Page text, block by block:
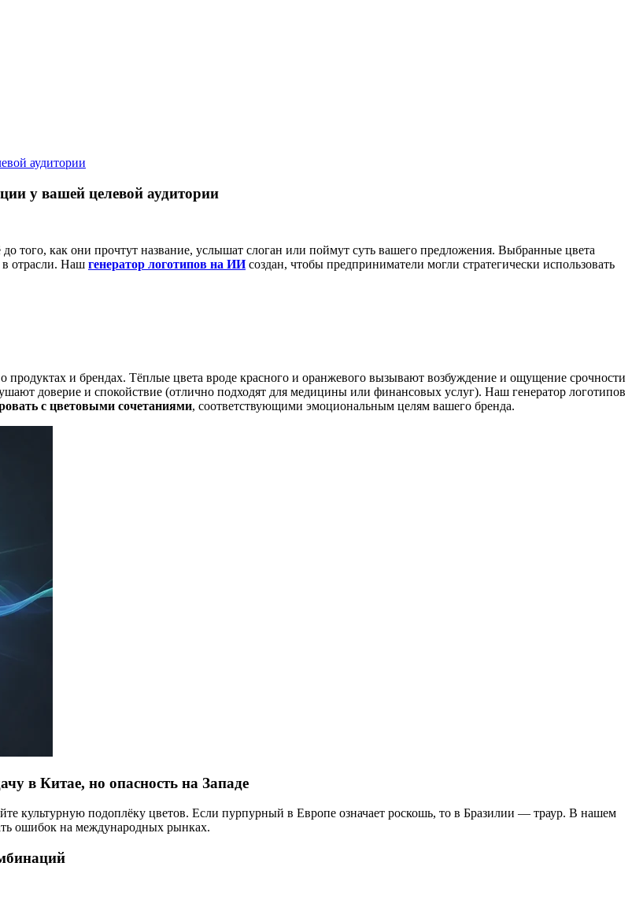
аудитории
у вашей целевой аудитории
того, как они прочтут название, услышат слоган или поймут суть вашего предложения. Выбранные цвета
в отрасли. Наш генератор логотипов на ИИсоздан, чтобы предприниматели могли стратегически использовать
о продуктах и брендах. Тёплые цвета вроде красного и оранжевого вызывают возбуждение и ощущение срочности
доверие и спокойствие (отлично подходят для медицины или финансовых услуг). Наш генератор логотипов
с цветовыми сочетаниями, соответствующими эмоциональным целям вашего бренда.
в Китае, но опасность на Западе
культурную подоплёку цветов. Если пурпурный в Европе означает роскошь, то в Бразилии — траур. В нашем
ошибок на международных рынках.